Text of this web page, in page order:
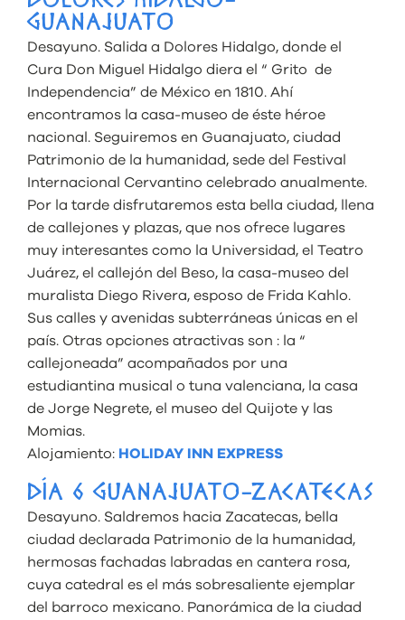
GUANAJUATO
Desayuno. Salida a Dolores Hidalgo, donde el
Cura Don Miguel Hidalgo diera el “ Grito de
Independencia” de México en 1810. Ahí
encontramos la casa-museo de éste héroe
nacional. Seguiremos en Guanajuato, ciudad
Patrimonio de la humanidad, sede del Festival
Internacional Cervantino celebrado anualmente.
Por la tarde disfrutaremos esta bella ciudad, llena
de callejones y plazas, que nos ofrece lugares
muy interesantes como la Universidad, el Teatro
Juárez, el callejón del Beso, la casa-museo del
muralista Diego Rivera, esposo de Frida Kahlo.
Sus calles y avenidas subterráneas únicas en el
país. Otras opciones atractivas son : la “
callejoneada” acompañados por una
estudiantina musical o tuna valenciana, la casa
de Jorge Negrete, el museo del Quijote y las
Momias.
Alojamiento: HOLIDAY INN EXPRESS
DÍA 6 GUANAJUATO-ZACATECAS
Desayuno. Saldremos hacia Zacatecas, bella
ciudad declarada Patrimonio de la humanidad,
hermosas fachadas labradas en cantera rosa,
cuya catedral es el más sobresaliente ejemplar
del barroco mexicano. Panorámica de la ciudad